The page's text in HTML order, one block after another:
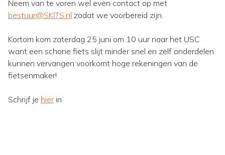
Neem van te voren wel even contact op met
bestuur@SKITS.nl zodat we voorbereid zijn.
Kortom kom zaterdag 25 juni om 10 uur naar het USC
want een schone fiets slijt minder snel en zelf onderdelen
kunnen vervangen voorkomt hoge rekeningen van de
fietsenmaker!
Schrijf je hierin